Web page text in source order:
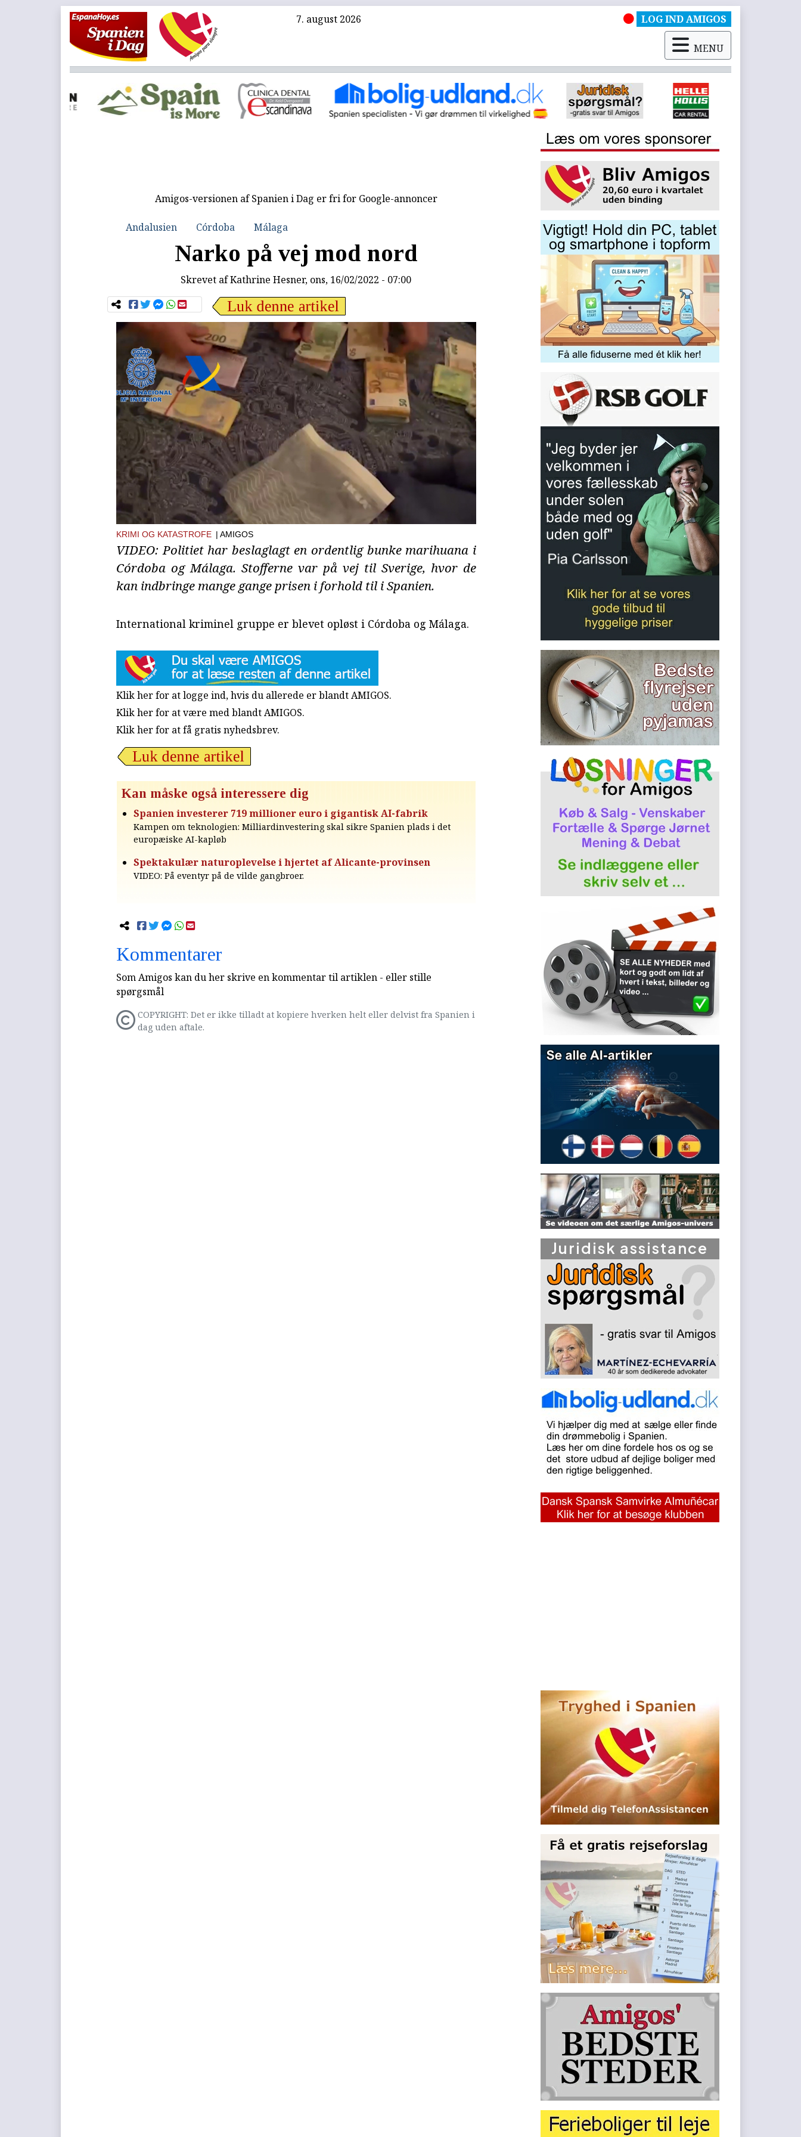
7. august 2026 LOG IND AMIGOS
MENU
Amigos-versionen af Spanien i Dag er fri for Google-annoncer
Andalusien Córdoba Málaga
Narko på vej mod nord
Skrevet afKathrine Hesner, ons, 16/02/2022 - 07:00
KRIMI OG KATASTROFE | AMIGOS
VIDEO: Politiet har beslaglagt en ordentlig bunke marihuana i
Córdoba og Málaga. Stofferne var på vej til Sverige, hvor de
kan indbringe mange gange prisen i forhold til i Spanien.
International kriminel gruppe er blevet opløst i Córdoba og Málaga.
Klik her for at logge ind, hvis du allerede er blandt AMIGOS.
Klik her for at være med blandt AMIGOS.
Klik her for at få gratis nyhedsbrev.
Kan måske også interessere dig
Spanien investerer 719 millioner euro i gigantisk AI-fabrik
Kampen om teknologien: Milliardinvestering skal sikre Spanien plads i det
europæiske AI-kapløb
Spektakulær naturoplevelse i hjertet af Alicante-provinsen
VIDEO: På eventyr på de vilde gangbroer.
Kommentarer
Som Amigos kan du her skrive en kommentar til artiklen - eller stille
spørgsmål
COPYRIGHT: Det er ikke tilladt at kopiere hverken helt eller delvist fra Spanien i
dag uden aftale.